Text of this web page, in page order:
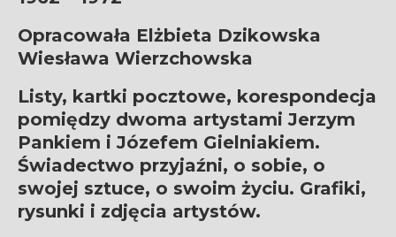
Opracowała Elżbieta Dzikowska
Wiesława Wierzchowska
Listy, kartki pocztowe, korespondecja
pomiędzy dwoma artystami Jerzym
Pankiem i Józefem Gielniakiem.
Świadectwo przyjaźni, o sobie, o
swojej sztuce, o swoim życiu. Grafiki,
rysunki i zdjęcia artystów.